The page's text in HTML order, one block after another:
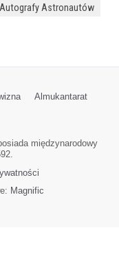
Autografy Astronautów
Almukantarat
międzynarodowy
Magnific